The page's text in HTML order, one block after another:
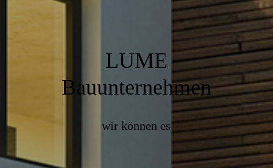
LUME
Bauunternehmen
wir können es